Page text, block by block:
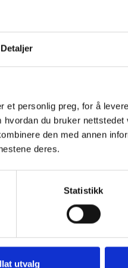
Detaljer
personlig preg, for å
du bruker
den med annen
deres.
Statistikk
utvalg